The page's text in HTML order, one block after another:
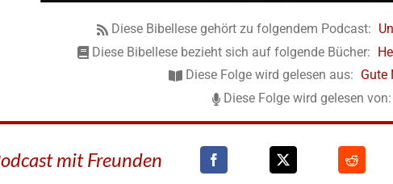
Diese Bibellese gehört zu folgendem Podcast:
Diese Bibellese bezieht sich auf folgende Bücher:
Diese Folge wird gelesen aus: Gute
Diese Folge wird gelesen von:
mit Freunden